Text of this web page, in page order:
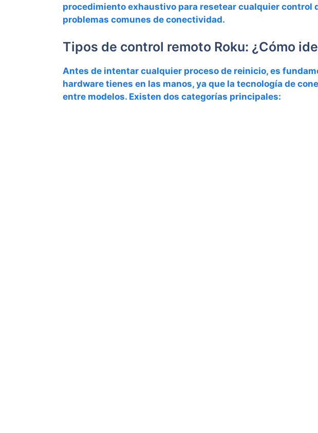
procedimiento exhaustivo para resetear cualquier control
problemas comunes de conectividad.
Tipos de control remoto Roku: ¿Cómo
Antes de intentar cualquier proceso de reinicio, es
hardware tienes en las manos, ya que la tecnología de
entre modelos. Existen dos categorías principales: